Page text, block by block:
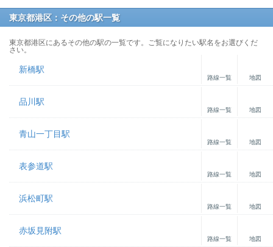
東京都港区：その他の駅一覧
東京都港区にあるその他の駅の一覧です。ご覧になりたい駅名をお選びくだ
さい。
新橋駅
路線一覧 地図
品川駅
路線一覧 地図
青山一丁目駅
路線一覧 地図
表参道駅
路線一覧 地図
浜松町駅
路線一覧 地図
赤坂見附駅
路線一覧 地図